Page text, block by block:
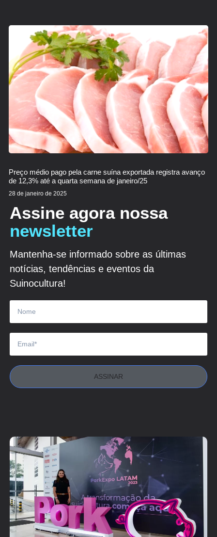
Preço médio pago pela carne suína exportada registra avanço
de 12,3% até a quarta semana de janeiro/25
28 de janeiro de 2025
Assine agora nossa
newsletter
Mantenha-se informado sobre as últimas
notícias, tendências e eventos da
Suinocultura!
ASSINAR